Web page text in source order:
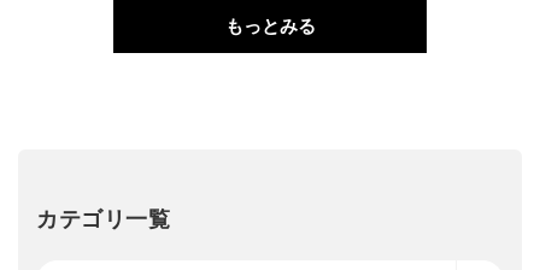
もっとみる
カテゴリ一覧